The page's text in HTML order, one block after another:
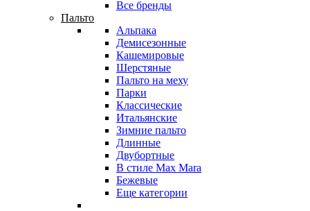
Все бренды
Пальто
Альпака
Демисезонные
Кашемировые
Шерстяные
Пальто на меху
Парки
Классические
Итальянские
Зимние пальто
Длинные
Двубортные
В стиле Max Mara
Бежевые
Еще категории